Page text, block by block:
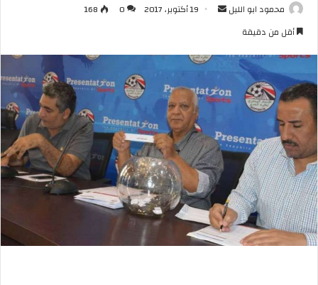
محمود ابو الليل
أرسل 19 أكتوبر، 2017 0
168
أقل من دقيقة